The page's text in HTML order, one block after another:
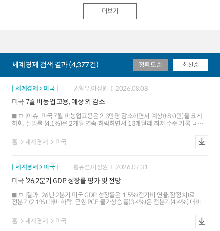
보유액도 `24.8월 $17.2조에서 `26.5월 $24.5조로 확대. 해당 자금의
유입세는 AI 익스포저 확보 성격이며, 환헤지 비중이 크지 않은 것으로 평가 ㅁ
△BOJ 조기 금리인상 가능성 △FIMA 등 가용 재원 확대 등에 힘입어 이번
사례는 종전의 외환시장 개입 사례들에 비해 엔화 약세를 억제하는 효과적인
더보기
세계경제 검색 결과 (4,377건) 정확도순 최신순
세계경제 > 미국 권혁우,이상원 2026.08.08
미국 7월 비농업 고용, 예상 외 감소
ㅁ [이슈] 미국 7월 비농업고용은 2.3만명 감소하면서 예상(+8.0만)을 크게
하회. 실업률 (4.1%)은 2개월 연속 하락하면서 13개월래 최저 수준 기록 ㅁ
추세가 재개되는 조짐. 실업률 하락은 주로 노동 공급 감소(경제활동참가율
하락 등)에 기인 ㅁ [시사점] 금번 고용 부진에도 불구하고 연준은 물가에 초점을
홈 세계경제 미국
세계경제 > 미국 황유선,이상원 2026.07.31
미국 ‘26.2분기 GDP 성장률 평가 및 전망
ㅁ [결과] 26년 2분기 미국 GDP 성장률은 1.5%(전기비 연율, 잠정치)로
전분기(2.1%) 대비 하락. 근원 PCE 물가상승률(3.4%)은 전분기(4.4%) 대비
감소하고 순수출ㆍ재고투자의 마이너스 폭이 확대되면서 성장률이 하락 ㅇ
물가: PCE 물가상승률(4.6% 5.1%)은 추가 상승하면서 `22.2분기 이후
홈 세계경제 미국